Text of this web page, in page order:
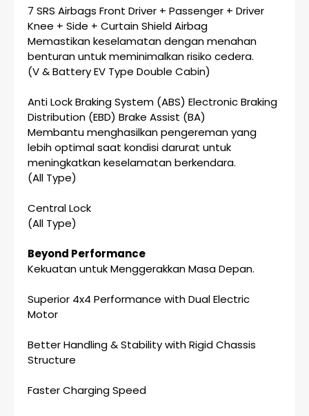
7 SRS Airbags Front Driver + Passenger + Driver
Knee + Side + Curtain Shield Airbag
Memastikan keselamatan dengan menahan
benturan untuk meminimalkan risiko cedera.
(V & Battery EV Type Double Cabin)
Anti Lock Braking System (ABS) Electronic Braking
Distribution (EBD) Brake Assist (BA)
Membantu menghasilkan pengereman yang
lebih optimal saat kondisi darurat untuk
meningkatkan keselamatan berkendara.
(All Type)
Central Lock
(All Type)
Beyond Performance
Kekuatan untuk Menggerakkan Masa Depan.
Superior 4x4 Performance with Dual Electric
Motor
Better Handling & Stability with Rigid Chassis
Structure
Faster Charging Speed